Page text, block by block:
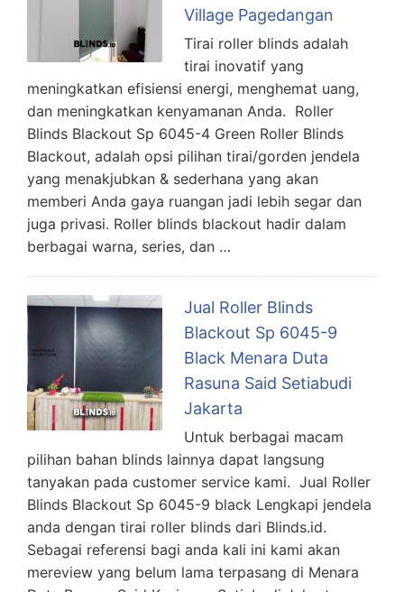
Village Pagedangan
Tirai roller blinds adalah
tirai inovatif yang
meningkatkan efisiensi energi, menghemat uang,
dan meningkatkan kenyamanan Anda. Roller
Blinds Blackout Sp 6045-4 Green Roller Blinds
Blackout, adalah opsi pilihan tirai/gorden jendela
yang menakjubkan & sederhana yang akan
memberi Anda gaya ruangan jadi lebih segar dan
juga privasi. Roller blinds blackout hadir dalam
berbagai warna, series, dan …
Jual Roller Blinds
Blackout Sp 6045-9
Black Menara Duta
Rasuna Said Setiabudi
Jakarta
Untuk berbagai macam
pilihan bahan blinds lainnya dapat langsung
tanyakan pada customer service kami. Jual Roller
Blinds Blackout Sp 6045-9 black Lengkapi jendela
anda dengan tirai roller blinds dari Blinds.id.
Sebagai referensi bagi anda kali ini kami akan
mereview yang belum lama terpasang di Menara